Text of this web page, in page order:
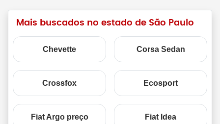
Mais buscados no estado de São Paulo
Chevette Corsa Sedan
Crossfox Ecosport
Fiat Argo preço Fiat Idea